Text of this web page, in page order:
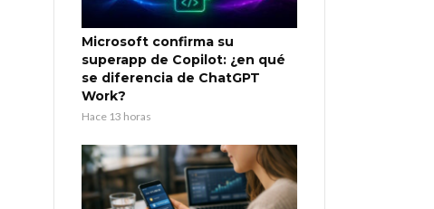
Microsoft confirma su
superapp de Copilot: ¿en qué
se diferencia de ChatGPT
Work?
Hace 13 horas